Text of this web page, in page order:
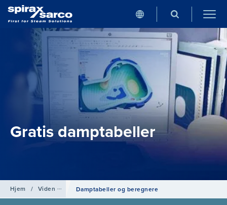
Gratis damptabeller
Hjem / Viden om Damptabeller og beregnere